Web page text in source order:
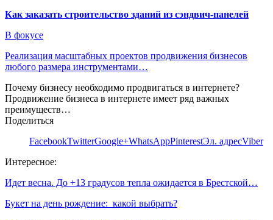
Как заказать строительство зданий из сэндвич-панелей
В фокусе
Реализация масштабных проектов продвижения бизнесов
любого размера инструментами…
Почему бизнесу необходимо продвигаться в интернете?
Продвижение бизнеса в интернете имеет ряд важных
преимуществ…
Поделиться
FacebookTwitterGoogle+WhatsAppPinterestЭл. адресViber
Интересное:
Идет весна. До +13 градусов тепла ожидается в Брестской…
Букет на день рождение: какой выбрать?